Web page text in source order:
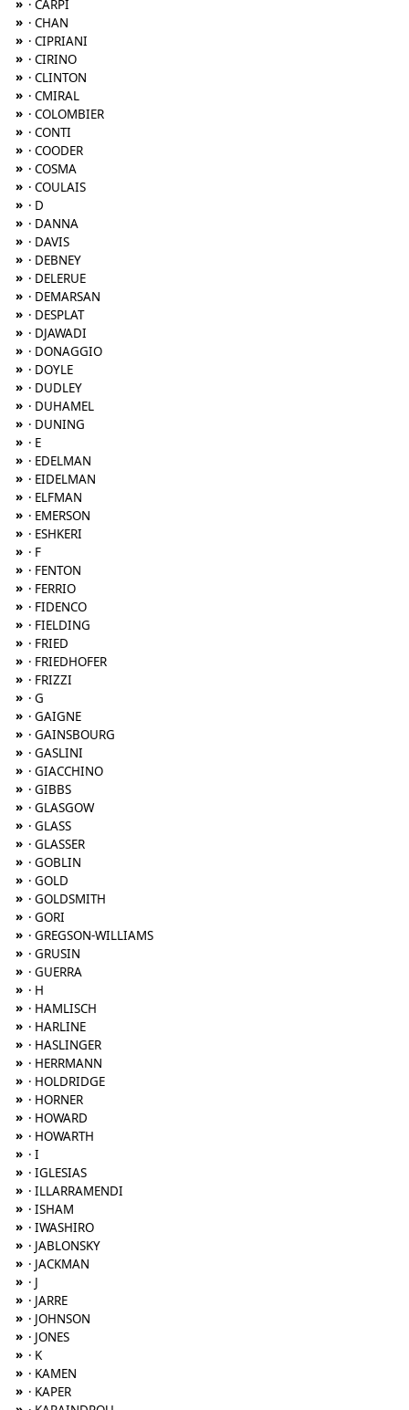
» · CARPI
» · CHAN
» · CIPRIANI
» · CIRINO
» · CLINTON
» · CMIRAL
» · COLOMBIER
» · CONTI
» · COODER
» · COSMA
» · COULAIS
» · D
» · DANNA
» · DAVIS
» · DEBNEY
» · DELERUE
» · DEMARSAN
» · DESPLAT
» · DJAWADI
» · DONAGGIO
» · DOYLE
» · DUDLEY
» · DUHAMEL
» · DUNING
» · E
» · EDELMAN
» · EIDELMAN
» · ELFMAN
» · EMERSON
» · ESHKERI
» · F
» · FENTON
» · FERRIO
» · FIDENCO
» · FIELDING
» · FRIED
» · FRIEDHOFER
» · FRIZZI
» · G
» · GAIGNE
» · GAINSBOURG
» · GASLINI
» · GIACCHINO
» · GIBBS
» · GLASGOW
» · GLASS
» · GLASSER
» · GOBLIN
» · GOLD
» · GOLDSMITH
» · GORI
» · GREGSON-WILLIAMS
» · GRUSIN
» · GUERRA
» · H
» · HAMLISCH
» · HARLINE
» · HASLINGER
» · HERRMANN
» · HOLDRIDGE
» · HORNER
» · HOWARD
» · HOWARTH
» · I
» · IGLESIAS
» · ILLARRAMENDI
» · ISHAM
» · IWASHIRO
» · JABLONSKY
» · JACKMAN
» · J
» · JARRE
» · JOHNSON
» · JONES
» · K
» · KAMEN
» · KAPER